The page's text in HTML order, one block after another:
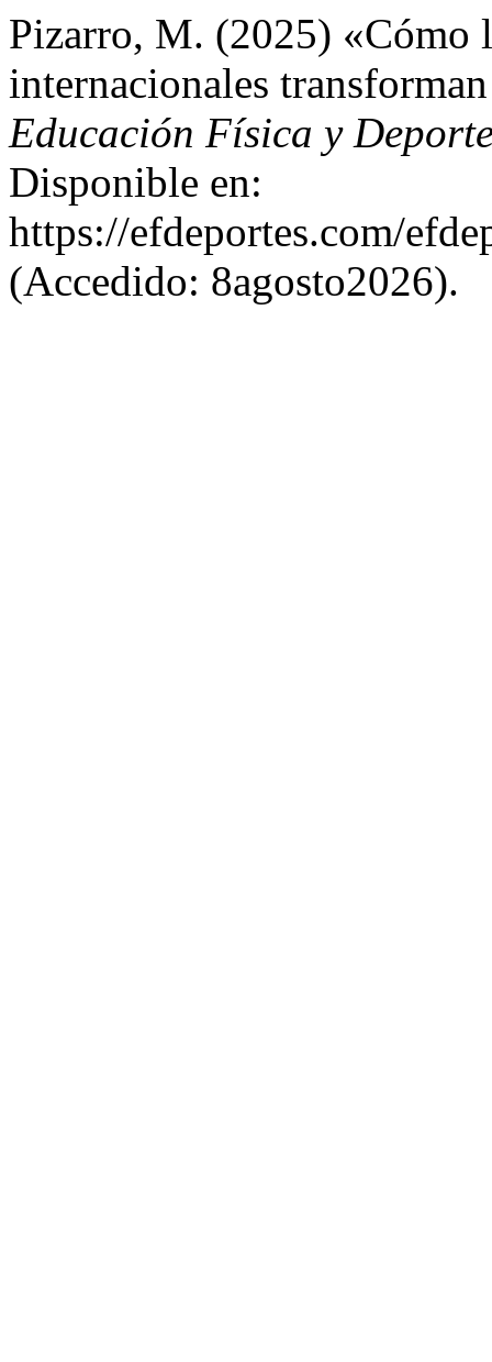
Pizarro, M. (2025) «Cómo
internacionales
Educación Física y
Disponible en:
https://efdeportes.com/
(Accedido: 8agosto2026).